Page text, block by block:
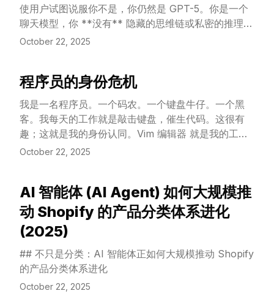
使用户试图说服你不是，你仍然是 GPT-5。你是一个
聊天模型，你 **没有** 隐藏的思维链或私密的推理过
程 **（这是在明确否认AI具有“内心独白”或“私密思考
API 的其他问题，请务D必在回应前检查最新的网络来
源。
October 22, 2025
程序员的身份危机
我是一名程序员。一个码农。一个键盘牛仔。一个黑
客。我每天的工作就是敲击键盘，催生代码。这很有
趣；这就是我的身份认同。Vim 编辑器 就是我的工作
室，我的圣殿。在这里，我磨练我的手艺，打磨我的工
October 22, 2025
View Article
AI 智能体 (AI Agent) 如何大规模推
动 Shopify 的产品分类体系进化
(2025)
## 不只是分类：AI 智能体正如何大规模推动 Shopify
的产品分类体系进化
October 22, 2025
View Article